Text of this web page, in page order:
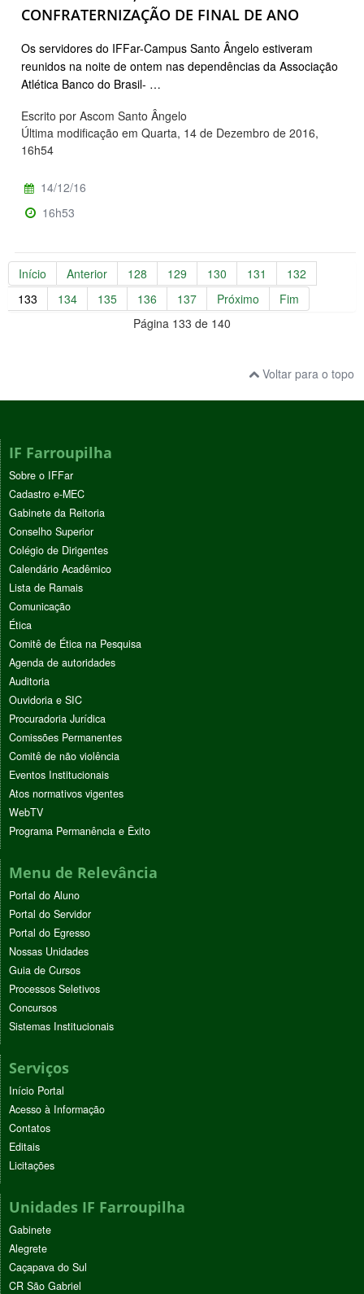
CONFRATERNIZAÇÃO DE FINAL DE ANO
Os servidores do IFFar-Campus Santo Ângelo estiveram
reunidos na noite de ontem nas dependências da Associação
Atlética Banco do Brasil- …
Escrito por Ascom Santo Ângelo
Última modificação em Quarta, 14 de Dezembro de 2016,
16h54
14/12/16
16h53
Início Anterior 128 129 130 131
132
133
134 135 136 137 Próximo
Fim
Página 133 de 140
Voltar para o topo
IF Farroupilha
Sobre o IFFar
Cadastro e-MEC
Gabinete da Reitoria
Conselho Superior
Colégio de Dirigentes
Calendário Acadêmico
Lista de Ramais
Comunicação
Ética
Comitê de Ética na Pesquisa
Agenda de autoridades
Auditoria
Ouvidoria e SIC
Procuradoria Jurídica
Comissões Permanentes
Comitê de não violência
Eventos Institucionais
Atos normativos vigentes
WebTV
Programa Permanência e Êxito
Menu de Relevância
Portal do Aluno
Portal do Servidor
Portal do Egresso
Nossas Unidades
Guia de Cursos
Processos Seletivos
Concursos
Sistemas Institucionais
Serviços
Início Portal
Acesso à Informação
Contatos
Editais
Licitações
Unidades IF Farroupilha
Gabinete
Alegrete
Caçapava do Sul
CR São Gabriel